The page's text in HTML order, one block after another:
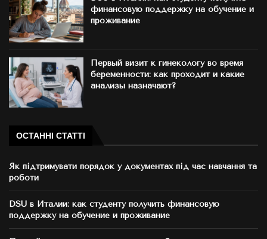
финансовую поддержку на обучение и
проживание
Первый визит к гинекологу во время
беременности: как проходит и какие
анализы назначают?
ОСТАННІ СТАТТІ
Як підтримувати порядок у документах під час навчання та
роботи
DSU в Италии: как студенту получить финансовую
поддержку на обучение и проживание